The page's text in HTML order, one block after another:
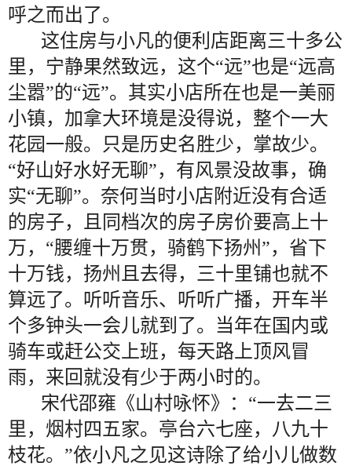
呼之而出了。
这住房与小凡的便利店距离三十多公
里，宁静果然致远，这个“远”也是“远高
尘嚣”的“远”。其实小店所在也是一美丽
小镇，加拿大环境是没得说，整个一大
花园一般。只是历史名胜少，掌故少。
“好山好水好无聊”，有风景没故事，确
实“无聊”。奈何当时小店附近没有合适
的房子，且同档次的房子房价要高上十
万，“腰缠十万贯，骑鹤下扬州”，省下
十万钱，扬州且去得，三十里铺也就不
算远了。听听音乐、听听广播，开车半
个多钟头一会儿就到了。当年在国内或
骑车或赶公交上班，每天路上顶风冒
雨，来回就没有少于两小时的。
宋代邵雍《山村咏怀》：“一去二三
里，烟村四五家。亭台六七座，八九十
枝花。”依小凡之见这诗除了给小儿做数